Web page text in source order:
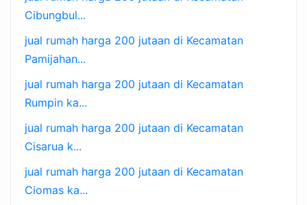
Cibungbul...
jual rumah harga 200 jutaan di Kecamatan
Pamijahan...
jual rumah harga 200 jutaan di Kecamatan
Rumpin ka...
jual rumah harga 200 jutaan di Kecamatan
Cisarua k...
jual rumah harga 200 jutaan di Kecamatan
Ciomas ka...